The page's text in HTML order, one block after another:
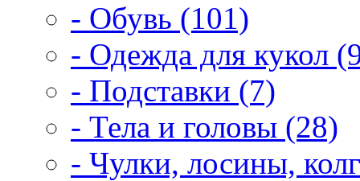
- Обувь (101)
- Одежда для кукол
- Подставки (7)
- Тела и головы (28)
- Чулки, лосины,